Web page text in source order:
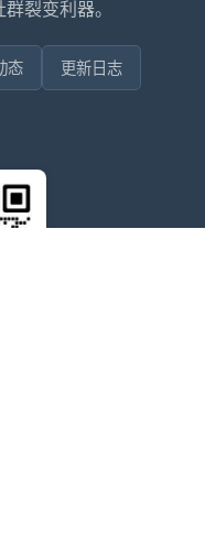
裂变利器。
态 更新日志